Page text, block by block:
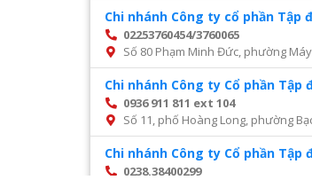
Chi nhánh Công ty cổ phần Tập
02253760454/3760065
Số 80 Phạm Minh Đức, phường
Chi nhánh Công ty Cổ phần
0936 911 811 ext 104
Số 11, phố Hoàng Long, phường
Chi nhánh Công ty Cổ phần Tập
0238.38400299